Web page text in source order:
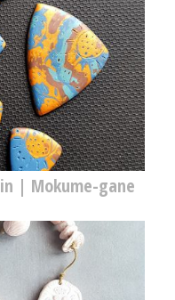
| Mokume-gane